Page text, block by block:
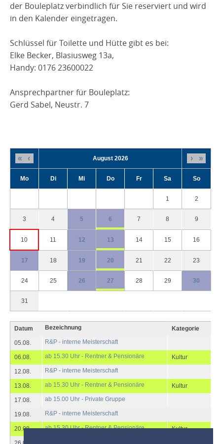
der Bouleplatz verbindlich für Sie reserviert und wird
in den Kalender eingetragen.
Schlüssel für Toilette und Hütte gibt es bei:
Elke Becker, Blasiusweg 13a,
Handy: 0176 23600022
Ansprechpartner für Bouleplatz:
Gerd Sabel, Neustr. 7
« ‹ August 2026 › »
Mo Di Mi Do Fr Sa So
1 2
3 4 5 6 7 8 9
10 11 12 13 14 15 16
17 18 19 20 21 22 23
24 25 26 27 28 29 30
31
Datum Bezeichnung Kategorie
05.08. R&P - interne Meisterschaft
06.08. ab 15.30 Uhr - Rentner & Pensionäre Kultur
12.08. R&P - interne Meisterschaft
13.08. ab 15.30 Uhr - Rentner & Pensionäre Kultur
17.08. ab 15.00 Uhr - Private Gruppe
19.08. R&P - interne Meisterschaft
20.08. ab 15.30 Uhr - Rentner & Pensionäre Kultur